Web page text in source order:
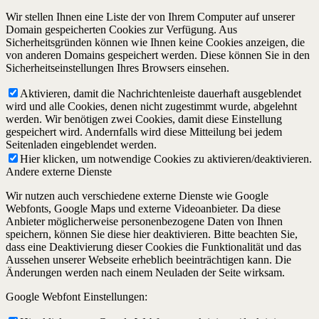
Wir stellen Ihnen eine Liste der von Ihrem Computer auf unserer
Domain gespeicherten Cookies zur Verfügung. Aus
Sicherheitsgründen können wie Ihnen keine Cookies anzeigen, die
von anderen Domains gespeichert werden. Diese können Sie in den
Sicherheitseinstellungen Ihres Browsers einsehen.
Aktivieren, damit die Nachrichtenleiste dauerhaft ausgeblendet
wird und alle Cookies, denen nicht zugestimmt wurde, abgelehnt
werden. Wir benötigen zwei Cookies, damit diese Einstellung
gespeichert wird. Andernfalls wird diese Mitteilung bei jedem
Seitenladen eingeblendet werden.
Hier klicken, um notwendige Cookies zu aktivieren/deaktivieren.
Andere externe Dienste
Wir nutzen auch verschiedene externe Dienste wie Google
Webfonts, Google Maps und externe Videoanbieter. Da diese
Anbieter möglicherweise personenbezogene Daten von Ihnen
speichern, können Sie diese hier deaktivieren. Bitte beachten Sie,
dass eine Deaktivierung dieser Cookies die Funktionalität und das
Aussehen unserer Webseite erheblich beeinträchtigen kann. Die
Änderungen werden nach einem Neuladen der Seite wirksam.
Google Webfont Einstellungen: